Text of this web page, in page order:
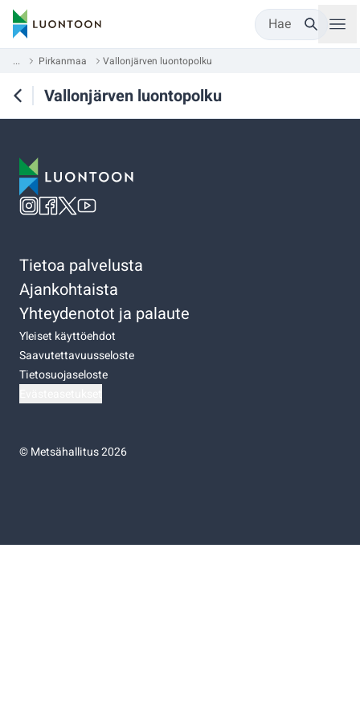
Hae
... Pirkanmaa Vallonjärven luontopolku
Vallonjärven luontopolku
Tietoa palvelusta
Ajankohtaista
Yhteydenotot ja palaute
Yleiset käyttöehdot
Saavutettavuusseloste
Tietosuojaseloste
©Metsähallitus 2026